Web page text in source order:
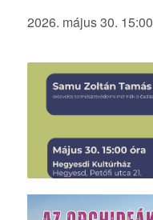
2026. május 30. 15:00